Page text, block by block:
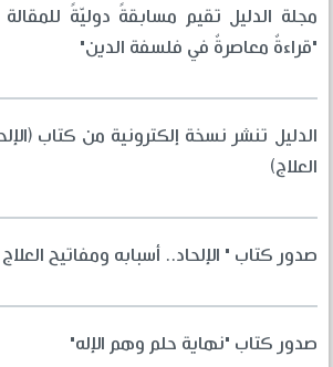
مجلة الدليل تقيم مسابقةً دوليّةً
"قراءةٌ معاصرةٌ في فلسفة الدين"
الدليل تنشر نسخة إلكترونية من كتاب
العلاج)
صدور كتاب " الإلحاد.. أسبابه ومفاتيح
صدور كتاب "نهاية حلم وهم الإله"